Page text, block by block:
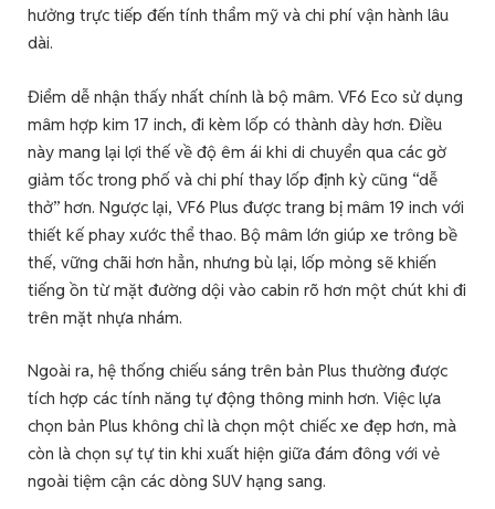
hưởng trực tiếp đến tính thẩm mỹ và chi phí vận hành lâu
dài.
Điểm dễ nhận thấy nhất chính là bộ mâm. VF6 Eco sử dụng
mâm hợp kim 17 inch, đi kèm lốp có thành dày hơn. Điều
này mang lại lợi thế về độ êm ái khi di chuyển qua các gờ
giảm tốc trong phố và chi phí thay lốp định kỳ cũng “dễ
thở” hơn. Ngược lại, VF6 Plus được trang bị mâm 19 inch với
thiết kế phay xước thể thao. Bộ mâm lớn giúp xe trông bề
thế, vững chãi hơn hẳn, nhưng bù lại, lốp mỏng sẽ khiến
tiếng ồn từ mặt đường dội vào cabin rõ hơn một chút khi đi
trên mặt nhựa nhám.
Ngoài ra, hệ thống chiếu sáng trên bản Plus thường được
tích hợp các tính năng tự động thông minh hơn. Việc lựa
chọn bản Plus không chỉ là chọn một chiếc xe đẹp hơn, mà
còn là chọn sự tự tin khi xuất hiện giữa đám đông với vẻ
ngoài tiệm cận các dòng SUV hạng sang.